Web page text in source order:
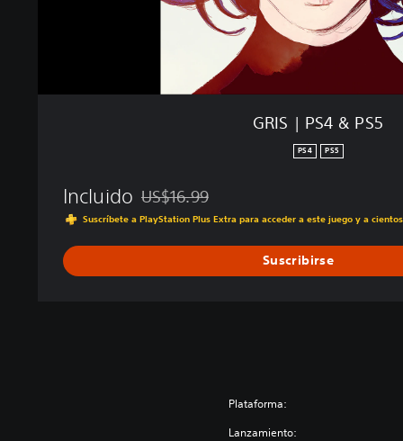
GRIS | PS4 & PS5
PS4 PS5
Incluido Rebajado del precio original de US$16.99
US$16.99
Suscríbete a PlayStation Plus Extra para acceder a este juego y a
Suscribirse
Plataforma:
Lanzamiento: